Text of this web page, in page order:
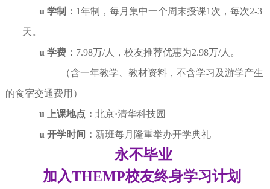
u 学制： 1年制，每月集中一个周末授课1次，每次2-3
天。
u 学费： 7.98万/人，校友推荐优惠为2.98万/人 。
（含一年教学、教材资料，不含学习及游学产生
的食宿交通费用）
u
上课地点： 北京·清华科技园
u 开学时间： 新班每月隆重举办开学典礼
永不毕业
加入THEMP校友终身学习计划